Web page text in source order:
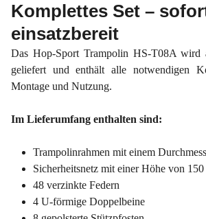
Komplettes Set –
einsatzbereit
Das Hop-Sport Trampolin HS-T08A wird
geliefert und enthält alle notwendigen
Montage und Nutzung.
Im Lieferumfang enthalten sind:
Trampolinrahmen mit einem
Sicherheitsnetz mit einer Höhe von
48 verzinkte Federn
4 U-förmige Doppelbeine